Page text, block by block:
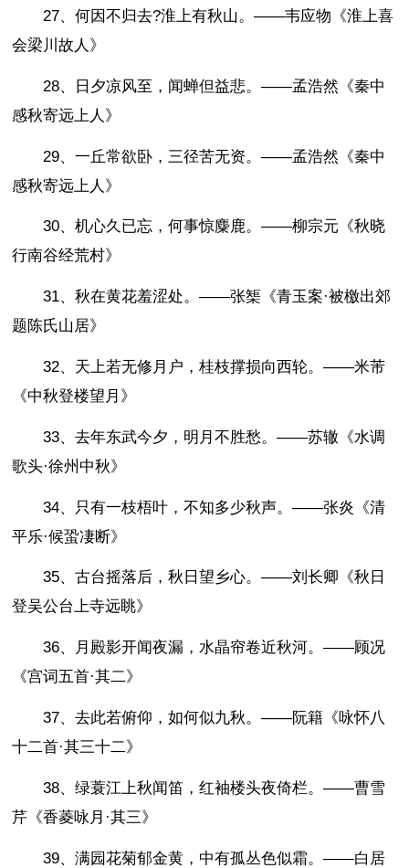
27、何因不归去?淮上有秋山。——韦应物《淮上喜
会梁川故人》
28、日夕凉风至，闻蝉但益悲。——孟浩然《秦中
感秋寄远上人》
29、一丘常欲卧，三径苦无资。——孟浩然《秦中
感秋寄远上人》
30、机心久已忘，何事惊麋鹿。——柳宗元《秋晓
行南谷经荒村》
31、秋在黄花羞涩处。——张榘《青玉案·被檄出郊
题陈氏山居》
32、天上若无修月户，桂枝撑损向西轮。——米芾
《中秋登楼望月》
33、去年东武今夕，明月不胜愁。——苏辙《水调
歌头·徐州中秋》
34、只有一枝梧叶，不知多少秋声。——张炎《清
平乐·候蛩凄断》
35、古台摇落后，秋日望乡心。——刘长卿《秋日
登吴公台上寺远眺》
36、月殿影开闻夜漏，水晶帘卷近秋河。——顾况
《宫词五首·其二》
37、去此若俯仰，如何似九秋。——阮籍《咏怀八
十二首·其三十二》
38、绿蓑江上秋闻笛，红袖楼头夜倚栏。——曹雪
芹《香菱咏月·其三》
39、满园花菊郁金黄，中有孤丛色似霜。——白居